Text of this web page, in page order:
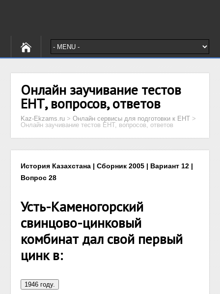
Онлайн заучивание тестов
ЕНТ, вопросов, ответов
Kaz-Ekzams.ru >Онлайн сервисы для подготовки к ЕНТ >
Онлайн заучивание тестов ЕНТ, вопросов, ответов
История Казахстана | Сборник 2005 | Вариант 12 |
Вопрос 28
Усть-Каменогорский
свинцово-цинковый
комбинат дал свой первый
цинк в: